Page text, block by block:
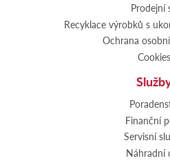
Prodejní
Recyklace výrobků s
Ochrana
Cookies
Finanční
Servisní
Náhradní